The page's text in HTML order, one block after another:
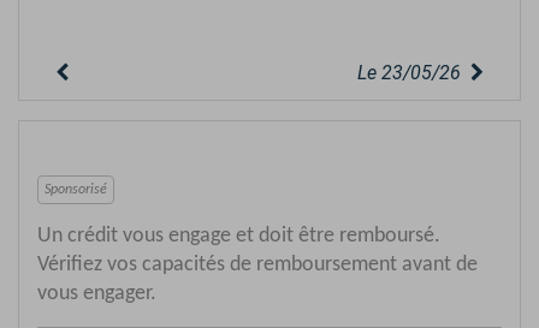
Le 23/05/26